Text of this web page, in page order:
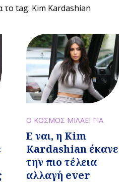
το tag: Kim Kardashian
Ο ΚΟΣΜΟΣ ΜΙΛΑΕΙ ΓΙΑ
Ε ναι, η Kim
Kardashian έκανε
την πιο τέλεια
αλλαγή ever